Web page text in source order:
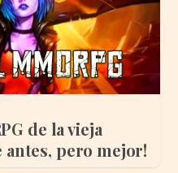
de la vieja
antes, pero mejor!